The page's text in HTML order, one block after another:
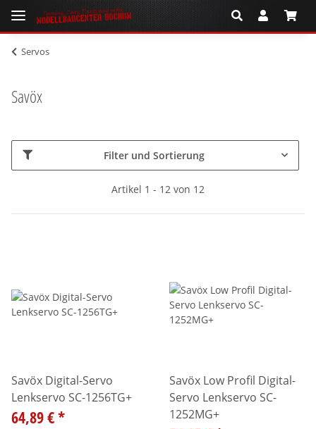
Servos
Savöx
Filter und Sortierung
Artikel 1 - 12 von 12
Savöx Digital-Servo
Lenkservo SC-1256TG+
64,89 €*
Savöx Low Profil Digital-
Servo Lenkservo SC-
1252MG+